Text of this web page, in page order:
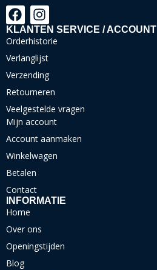
KLANTEN SERVICE / ACCOUNT
Orderhistorie
Verlanglijst
Verzending
Retourneren
Veelgestelde vragen
Mijn account
Account aanmaken
Winkelwagen
Betalen
Contact
INFORMATIE
Home
Over ons
Openingstijden
Blog